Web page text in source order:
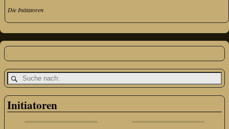
Die Initiatoren
Initiatoren